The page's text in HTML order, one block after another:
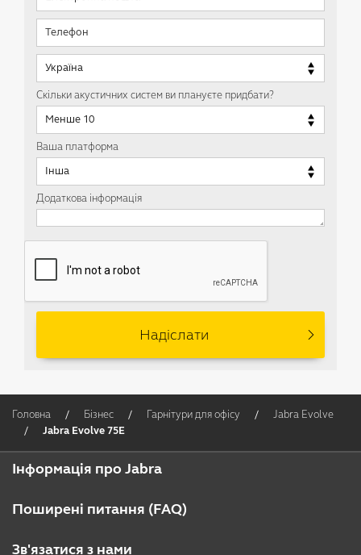
Скільки акустичних систем ви плануєте придбати?
Ваша платформа
Додаткова інформація
Головна Бізнес Гарнітури для офісу
Jabra Evolve
Jabra Evolve 75E
Інформація про Jabra
Про компанію Jabra
Поширені питання (FAQ)
Зв'язатися з нами